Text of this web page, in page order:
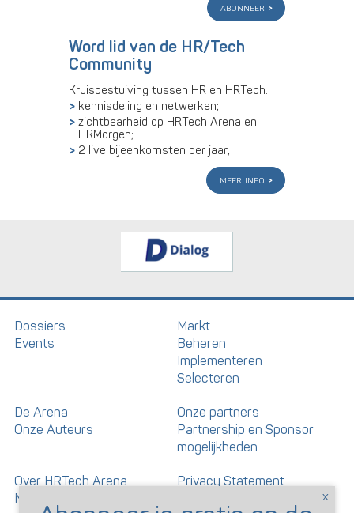
abonneer
Word lid van de HR/Tech
Community
Kruisbestuiving tussen HR en HRTech:
kennisdeling en netwerken;
zichtbaarheid op HRTech Arena en
HRMorgen;
2 live bijeenkomsten per jaar;
meer info
Dossiers
Events
Markt
Beheren
Implementeren
Selecteren
De Arena
Onze Auteurs
Onze partners
Partnership en Sponsor
mogelijkheden
Over HRTech Arena
Nieuwsbrief
Privacy Statement
Gedragscode artikelen en